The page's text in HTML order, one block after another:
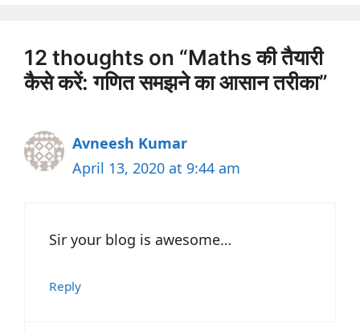
12 thoughts on “Maths की तैयारी
कैसे करें: गणित समझने का आसान तरीका”
Avneesh Kumar
April 13, 2020 at 9:44 am
Sir your blog is awesome…
Reply